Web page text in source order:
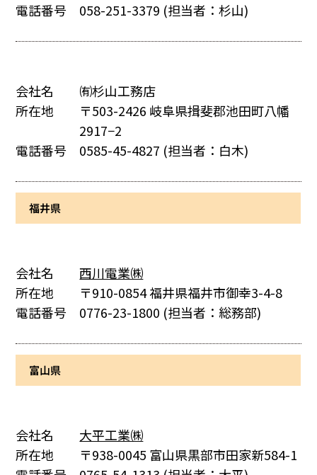
電話番号
058-251-3379 (担当者：杉山)
会社名
㈲杉山工務店
所在地
〒503-2426 岐阜県揖斐郡池田町八幡
2917−2
電話番号
0585-45-4827 (担当者：白木)
福井県
会社名
西川電業㈱
所在地
〒910-0854 福井県福井市御幸3-4-8
電話番号
0776-23-1800 (担当者：総務部)
富山県
会社名
大平工業㈱
所在地
〒938-0045 富山県黒部市田家新584-1